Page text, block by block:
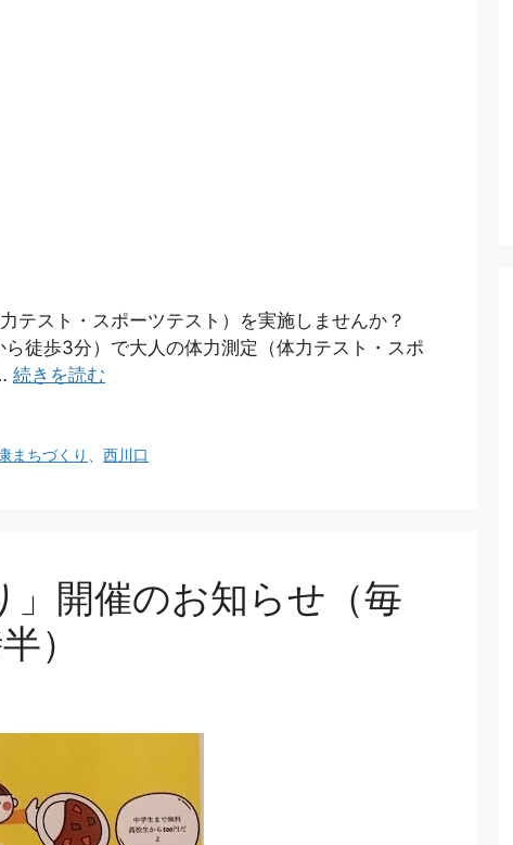
テスト・スポーツテスト）を実施しませんか？
徒歩3分）で大人の体力測定（体力テスト・スポ
続きを読む
まちづくり 、西川口
」開催のお知らせ（毎
）